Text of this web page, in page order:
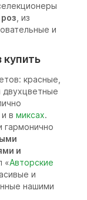
, из
и
купить
красные,
двухцветные
в миксах.
гармонично
и
«Авторские
и
нашими